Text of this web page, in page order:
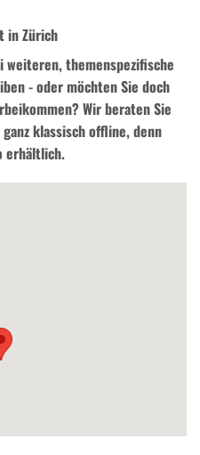
in Zürich
weiteren, themenspezifische
- oder möchten Sie doch
Wir beraten Sie
klassisch offline, denn
erhältlich.